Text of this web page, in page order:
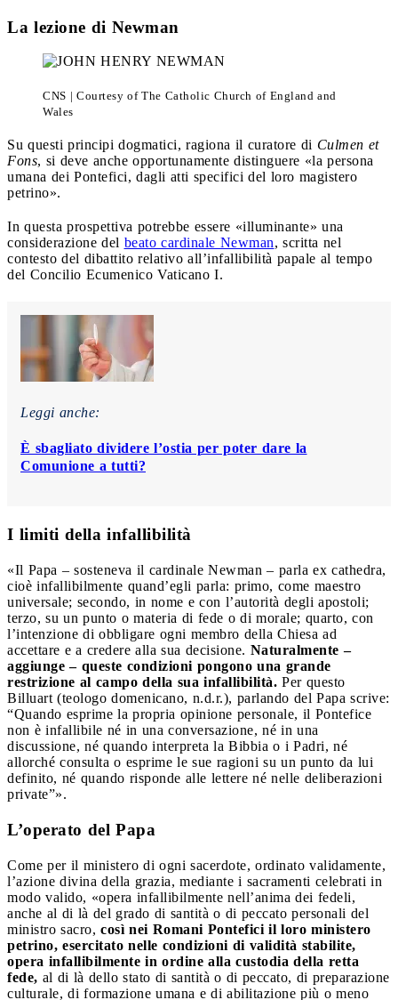
La lezione di Newman
CNS | Courtesy of The Catholic Church of England and
Wales
Su questi principi dogmatici, ragiona il curatore di Culmen et
Fons, si deve anche opportunamente distinguere «la persona
umana dei Pontefici, dagli atti specifici del loro magistero
petrino».
In questa prospettiva potrebbe essere «illuminante» una
considerazione del beato cardinale Newman, scritta nel
contesto del dibattito relativo all’infallibilità papale al tempo
del Concilio Ecumenico Vaticano I.
Leggi anche:
È sbagliato dividere l’ostia per poter dare la
Comunione a tutti?
I limiti della infallibilità
«Il Papa – sosteneva il cardinale Newman – parla ex cathedra,
cioè infallibilmente quand’egli parla: primo, come maestro
universale; secondo, in nome e con l’autorità degli apostoli;
terzo, su un punto o materia di fede o di morale; quarto, con
l’intenzione di obbligare ogni membro della Chiesa ad
accettare e a credere alla sua decisione. Naturalmente –
aggiunge – queste condizioni pongono una grande
restrizione al campo della sua infallibilità. Per questo
Billuart (teologo domenicano, n.d.r.), parlando del Papa scrive:
“Quando esprime la propria opinione personale, il Pontefice
non è infallibile né in una conversazione, né in una
discussione, né quando interpreta la Bibbia o i Padri, né
allorché consulta o esprime le sue ragioni su un punto da lui
definito, né quando risponde alle lettere né nelle deliberazioni
private”».
L’operato del Papa
Come per il ministero di ogni sacerdote, ordinato validamente,
l’azione divina della grazia, mediante i sacramenti celebrati in
modo valido, «opera infallibilmente nell’anima dei fedeli,
anche al di là del grado di santità o di peccato personali del
ministro sacro, così nei Romani Pontefici il loro ministero
petrino, esercitato nelle condizioni di validità stabilite,
opera infallibilmente in ordine alla custodia della retta
fede, al di là dello stato di santità o di peccato, di preparazione
culturale, di formazione umana e di abilitazione più o meno